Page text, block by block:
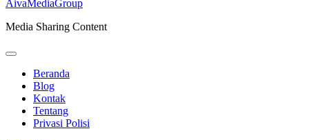
Lompat
konten
Enter)
AivaMediaGroup
Media Sharing Content
Beranda
Blog
Kontak
Tentang
Privasi Polisi